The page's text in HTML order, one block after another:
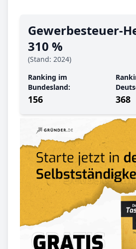
Gewerbe­steuer-
310 %
(Stand: 2024)
Ranking im
Bundesland:
156 368